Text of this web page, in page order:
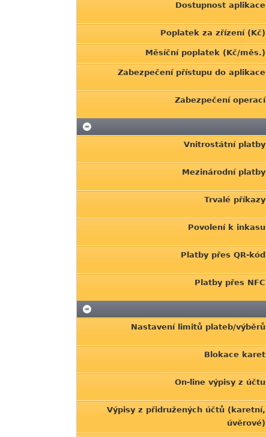
Dostupnost aplikace
Poplatek za zřízení (Kč)
Měsíční poplatek (Kč/měs.)
Zabezpečení přístupu do aplikace
Zabezpečení operací
Vnitrostátní platby
Mezinárodní platby
Trvalé příkazy
Povolení k inkasu
Platby přes QR-kód
Platby přes NFC
Nastavení limitů plateb/výběrů
Blokace karet
On-line výpisy z účtu
Výpisy z přidružených účtů (karetní,
úvěrové)